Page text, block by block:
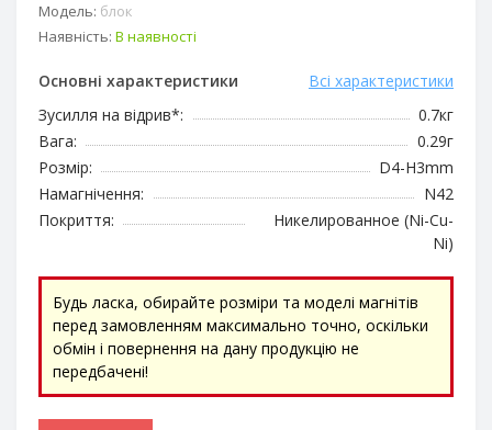
Модель: блок
Наявність: В наявності
Основні характеристики
Всі характеристики
Зусилля на відрив*:
0.7кг
Вага:
0.29г
Розмір:
D4-H3mm
Намагнічення:
N42
Покриття:
Никелированное (Ni-Cu-
Ni)
Будь ласка, обирайте розміри та моделі магнітів
перед замовленням максимально точно, оскільки
обмін і повернення на дану продукцію не
передбачені!